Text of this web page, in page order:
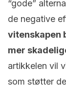
“gode”
de negative
vitenskapen
mer
artikkelen vil
som støtter